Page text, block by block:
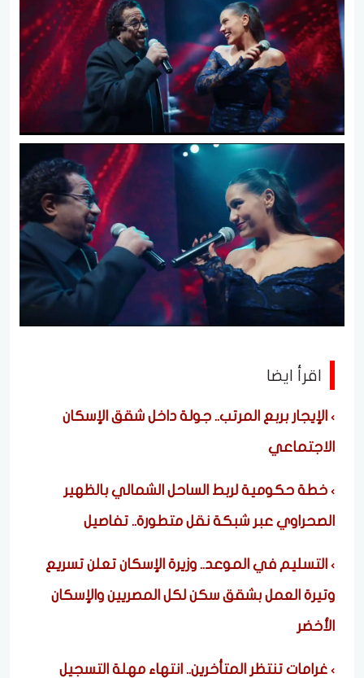
اقرأ ايضا
الإيجار بربع المرتب.. جولة داخل شقق الإسكان
الاجتماعي
خطة حكومية لربط الساحل الشمالي بالظهير
الصحراوي عبر شبكة نقل متطورة.. تفاصيل
التسليم في الموعد.. وزيرة الإسكان تعلن تسريع
وتيرة العمل بشقق سكن لكل المصريين والإسكان
الأخضر
غرامات تنتظر المتأخرين.. انتهاء مهلة التسجيل